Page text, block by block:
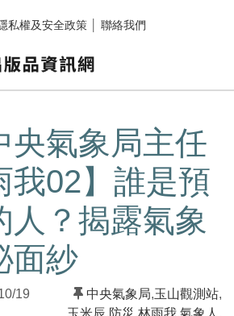
私權及安全政策 聯絡我們
央氣象局主任
我02】誰是預
人？揭露氣象
面紗
19 中央氣象局,玉山觀測站,